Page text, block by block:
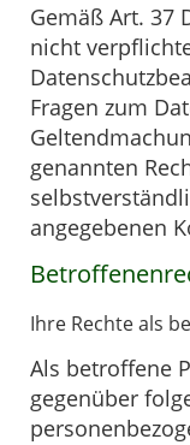
Gemäß Art. 37
nicht
Fragen zum
genannten
angegebenen
Ihre Rechte als
Als betroffene
gegenüber